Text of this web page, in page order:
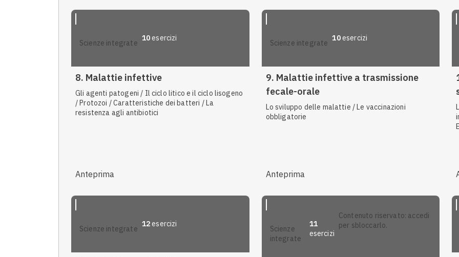
scienze integrate
10 esercizi
8. Malattie infettive
Gli agenti patogeni / Il ciclo litico e il ciclo lisogeno
/ Protozoi / Caratteristiche dei batteri / La
resistenza agli antibiotici
Anteprima
scienze integrate
10esercizi
9. Malattie infettive a trasmissione
fecale-orale
Lo sviluppo delle malattie / Le vaccinazioni
obbligatorie
Anteprima
scienze integrate
12 esercizi
scienze
integrate
11
esercizi
contenuto riservato: accedi
per sbloccarlo.